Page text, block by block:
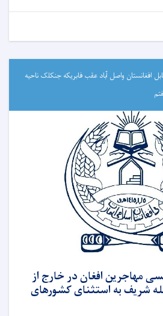
افغانستان واصل آباد عقب فابریکه جنکلک ناحیه
مهاجرین افغان در خارج از
شریف به استثنای کشورهای